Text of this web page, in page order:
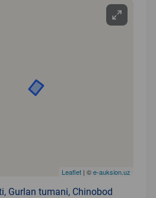
Leaflet| ©e-auksion.uz
Gurlan tumani, Chinobod